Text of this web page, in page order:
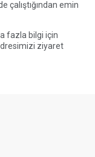
çalıştığından emin
fazla bilgi için
ziyaret